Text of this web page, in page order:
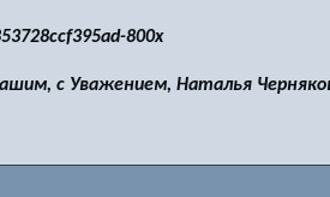
с Уважением, Наталья